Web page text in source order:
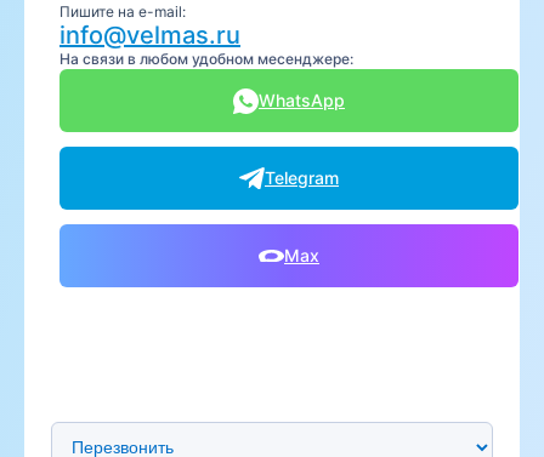
Пишите на e-mail:
info@velmas.ru
На связи в любом удобном месенджере:
WhatsApp
Telegram
Max
Предпочтительный способ связи